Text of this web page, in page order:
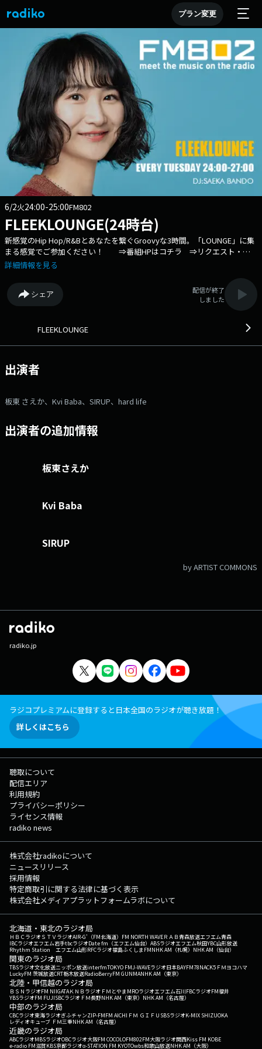
プラン変更
6/2火24:00-25:00FM802
FLEEKLOUNGE(24時台)
新感覚のHip Hop/R&Bとあなたを繋ぐGroovyな3時間。「LOUNGE」に集
まる感覚でご参加ください！ ⇒番組HPはコチラ ⇒リクエスト・メ
ッセージはコチラ ⇒twitterハッシュタグは「#fm802」 ⇒twitterアカ
詳細情報を見る
シェア
配信が終了
しました
FLEEKLOUNGE
出演者
板東 さえか、Kvi Baba、SIRUP、hard life
出演者の追加情報
板東さえか
Kvi Baba
SIRUP
by ARTIST COMMONS
radiko.jp
ラジコプレミアムに登録すると日本全国のラジオが聴き放題！
詳しくはこちら
聴取について
配信エリア
利用規約
プライバシーポリシー
ライセンス情報
radiko news
株式会社radikoについて
ニュースリリース
採用情報
特定商取引に関する法律に基づく表示
株式会社メディアプラットフォームラボについて
北海道・東北のラジオ局
ＨＢＣラジオＳＴＶラジオAIR-G'（FM北海道） FM NORTH WAVEＲＡＢ青森放送エフエム青森
IBCラジオエフエム岩手tbcラジオDate fm（エフエム仙台） ABSラジオエフエム秋田YBC山形放送
Rhythm Station エフエム山形RFCラジオ福島ふくしまFMNHK AM（札幌） NHK AM（仙台）
関東のラジオ局
TBSラジオ文化放送ニッポン放送interfmTOKYO FMJ-WAVEラジオ日本BAYFM78NACK5 ＦＭヨコハマ
LuckyFM 茨城放送CRT栃木放送RadioBerryFM GUNMANHK AM（東京）
北陸・甲信越のラジオ局
ＢＳＮラジオFM NIIGATAＫＮＢラジオ ＦＭとやまMROラジオエフエム石川FBCラジオFM福井
YBSラジオFM FUJISBCラジオ ＦＭ長野NHK AM（東京） NHK AM（名古屋）
中部のラジオ局
CBCラジオ東海ラジオぎふチャンZIP-FMFM AICHI ＦＭ ＧＩＦＵ SBSラジオK-MIX SHIZUOKA
レディオキューブ ＦＭ三重NHK AM（名古屋）
近畿のラジオ局
ABCラジオMBSラジオOBCラジオ大阪FM COCOLOFM802FM大阪ラジオ関西Kiss FM KOBE
e-radio FM滋賀KBS京都ラジオα-STATION FM KYOTOwbs和歌山放送NHK AM（大阪）